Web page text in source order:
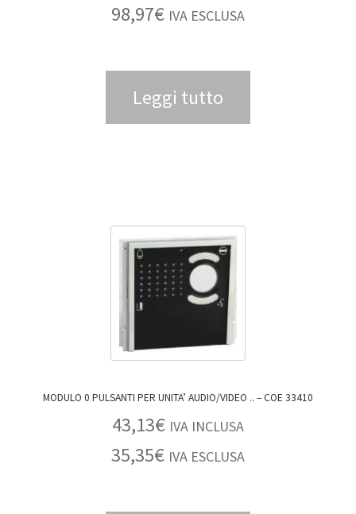
98,97€ IVA ESCLUSA
Leggi tutto
MODULO 0 PULSANTI PER UNITA’ AUDIO/VIDEO .. – COE 33410
43,13€ IVA INCLUSA
35,35€ IVA ESCLUSA